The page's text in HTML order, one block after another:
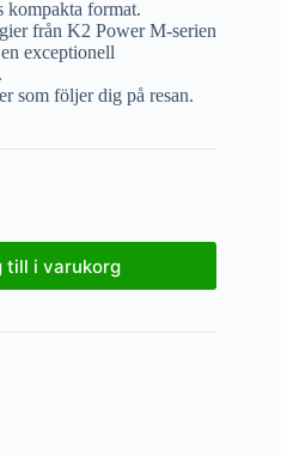
kompakta format.
från K2 Power M-serien
exceptionell
som följer dig på resan.
till i varukorg